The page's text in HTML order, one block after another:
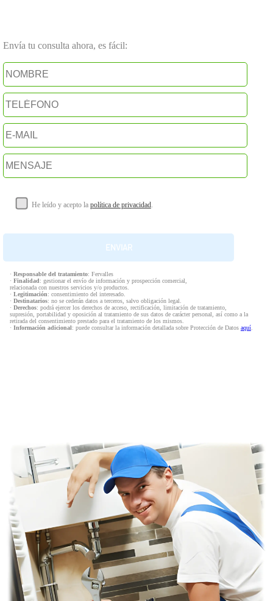
Envía tu consulta ahora, es fácil:
He leído y acepto la política de privacidad.
· Responsable del tratamiento: Fervalles
· Finalidad: gestionar el envío de información y prospección comercial,
relacionada con nuestros servicios y/o productos.
· Legitimación: consentimiento del interesado.
· Destinatarios: no se cederán datos a terceros, salvo obligación legal.
· Derechos: podrá ejercer los derechos de acceso, rectificación, limitación de tratamiento,
supresión, portabilidad y oposición al tratamiento de sus datos de carácter personal, así como a la
retirada del consentimiento prestado para el tratamiento de los mismos.
· Información adicional: puede consultar la información detallada sobre Protección de Datos aquí.